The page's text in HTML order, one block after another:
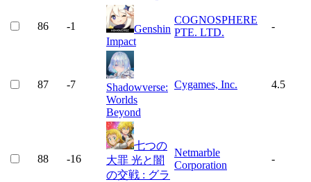
86 -1
Genshin
Impact
COGNOSPHERE
PTE. LTD.
-
87 -7
Shadowverse:
Worlds
Beyond
Cygames, Inc. 4.5
88 -16
七つの
大罪 光と闇
の交戦 : グラ
Netmarble
Corporation
-